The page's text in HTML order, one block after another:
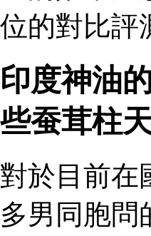
位的對比評
印度神油
些蚕茸柱
對於目前在
多男同胞問